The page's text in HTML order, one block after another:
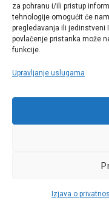
za pohranu i/ili pristup
tehnologije omogućit će
pregledavanja ili jedinstveni
povlačenje pristanka može
funkcije.
Upravljanje uslugama
Izjava o
SUSTAV